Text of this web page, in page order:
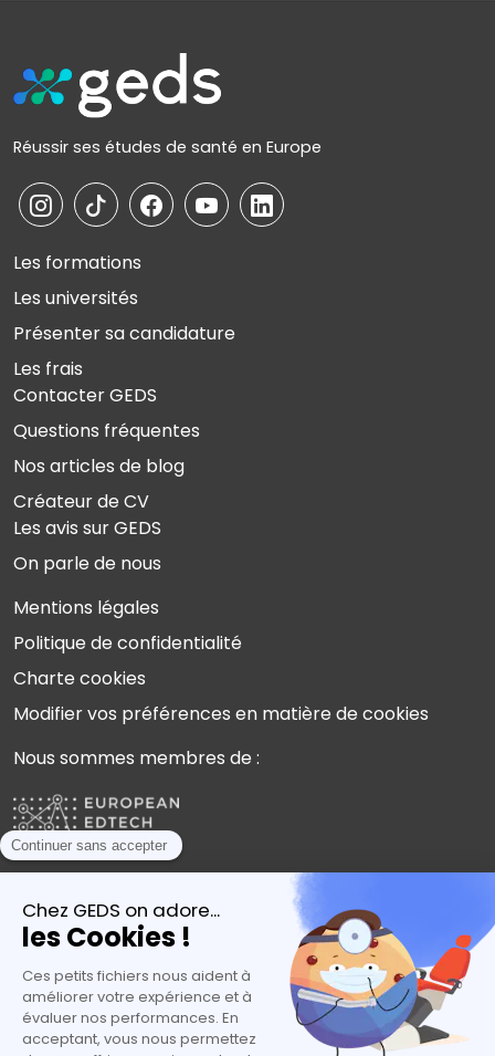
Réussir ses études de santé en Europe
Les formations
Les universités
Présenter sa candidature
Les frais
Contacter GEDS
Questions fréquentes
Nos articles de blog
Créateur de CV
Les avis sur GEDS
On parle de nous
Mentions légales
Politique de confidentialité
Charte cookies
Modifier vos préférences en matière de cookies
Nous sommes membres de :
Plébiscités par les experts de l’orientation